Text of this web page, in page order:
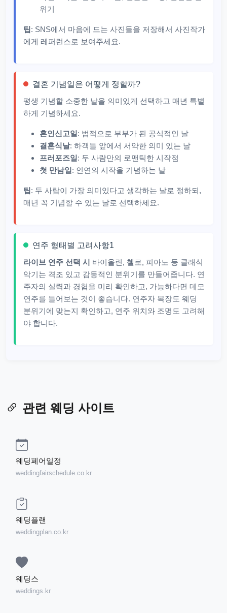
위기
팁 : SNS에서 마음에 드는 사진들을 저장해서 사진작가
에게 레퍼런스로 보여주세요.
결혼 기념일은 어떻게 정할까?
평생 기념할 소중한 날을 의미있게 선택하고 매년 특별
하게 기념하세요.
혼인신고일 : 법적으로 부부가 된 공식적인 날
결혼식날: 하객들 앞에서 서약한 의미 있는 날
프러포즈일 : 두 사람만의 로맨틱한 시작점
첫 만남일 : 인연의 시작을 기념하는 날
팁 : 두 사람이 가장 의미있다고 생각하는 날로 정하되,
매년 꼭 기념할 수 있는 날로 선택하세요.
연주 형태별 고려사항1
라이브 연주 선택 시 바이올린, 첼로, 피아노 등 클래식
악기는 격조 있고 감동적인 분위기를 만들어줍니다. 연
주자의 실력과 경험을 미리 확인하고, 가능하다면 데모
연주를 들어보는 것이 좋습니다. 연주자 복장도 웨딩
분위기에 맞는지 확인하고, 연주 위치와 조명도 고려해
야 합니다.
관련 웨딩 사이트
웨딩페어일정
weddingfairschedule.co.kr
웨딩플랜
weddingplan.co.kr
웨딩스
weddings.kr